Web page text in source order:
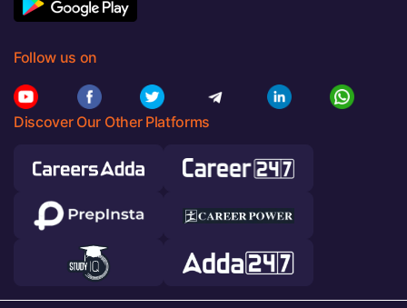
Follow us on
Discover Our Other Platforms